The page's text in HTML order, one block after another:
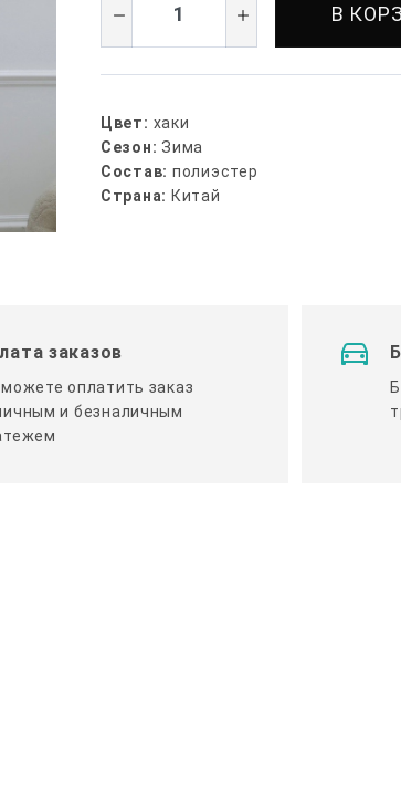
В
Цвет: хаки
Сезон: Зима
Состав: полиэстер
Страна: Китай
заказов
оплатить заказ
и безналичным